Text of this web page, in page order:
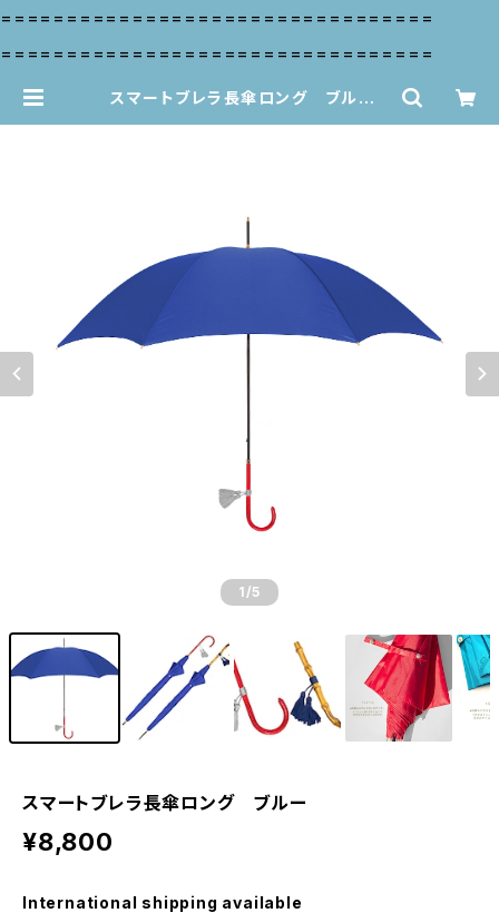
=================================
=================================
スマートブレラ長傘ロング ブルー |
1 /5
スマートブレラ長傘ロング ブルー
¥8,800
International shipping available